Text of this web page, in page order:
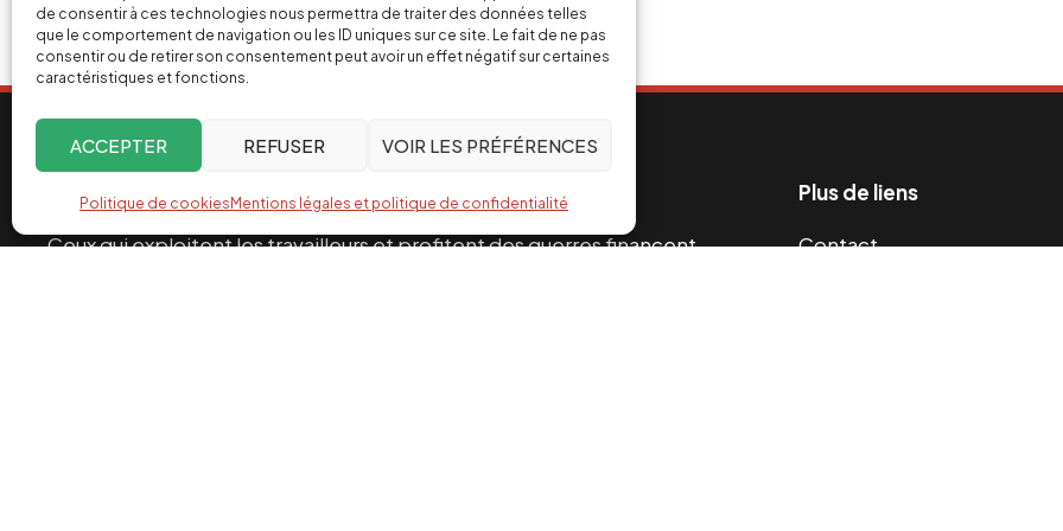
de consentir à ces technologies nous permettra de traiter des données telles
que le comportement de navigation ou les ID uniques sur ce site. Le fait de ne pas
consentir ou de retirer son consentement peut avoir un effet négatif sur certaines
caractéristiques et fonctions.
ACCEPTER REFUSER VOIR LES PRÉFÉRENCES
Politique de cookies Mentions légales et politique de confidentialité
Qui sommes-nous ?
Ceux qui exploitent les travailleurs et profitent des guerres financent
Plus de liens
Contact